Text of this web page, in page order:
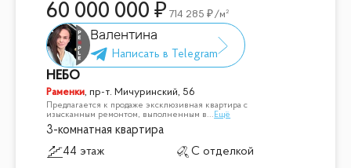
60 000 000 714 285 /м²
Валентина
НЕБО
Раменки,пр-т. Мичуринский, 56
Предлагается к продаже эксклюзивная квартира с
изысканным ремонтом, выполненным в... Ещё
3-комнатная квартира
44 этаж
С отделкой